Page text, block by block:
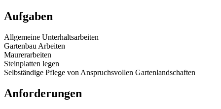
Aufgaben
Allgemeine Unterhaltsarbeiten
Gartenbau Arbeiten
Maurerarbeiten
Steinplatten legen
Selbständige Pflege von Anspruchsvollen Gartenlandschaften
Anforderungen